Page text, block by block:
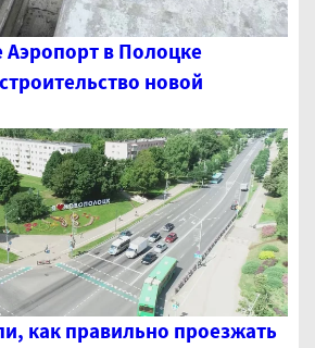
в Полоцке
новой
как правильно проезжать